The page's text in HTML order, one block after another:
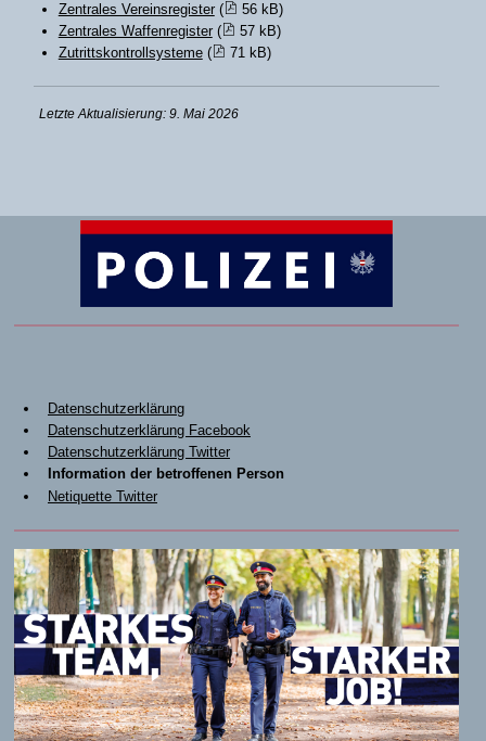
Zentrales Vereinsregister(
56 kB)
Zentrales Waffenregister(
57 kB)
Zutrittskontrollsysteme( 71 kB)
Letzte Aktualisierung: 9. Mai 2026
Datenschutzerklärung
Datenschutzerklärung Facebook
Datenschutzerklärung Twitter
Information der betroffenen Person
Netiquette Twitter